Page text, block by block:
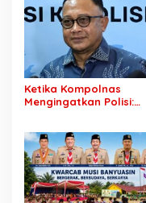
Ketika Kompolnas
Mengingatkan Polisi:
Menjerat Warga